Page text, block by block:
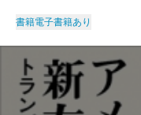
書籍電子書籍あり